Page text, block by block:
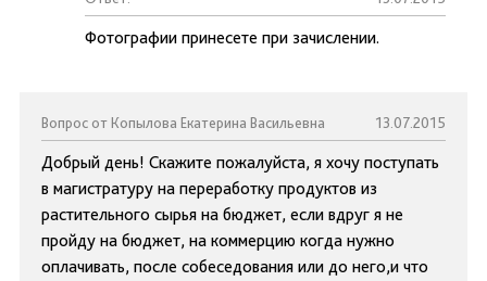
Фотографии принесете при зачислении.
Вопрос от Копылова Екатерина Васильевна 13.07.2015
Добрый день! Скажите пожалуйста, я хочу поступать
в магистратуру на переработку продуктов из
растительного сырья на бюджет, если вдруг я не
пройду на бюджет, на коммерцию когда нужно
оплачивать, после собеседования или до него,и что